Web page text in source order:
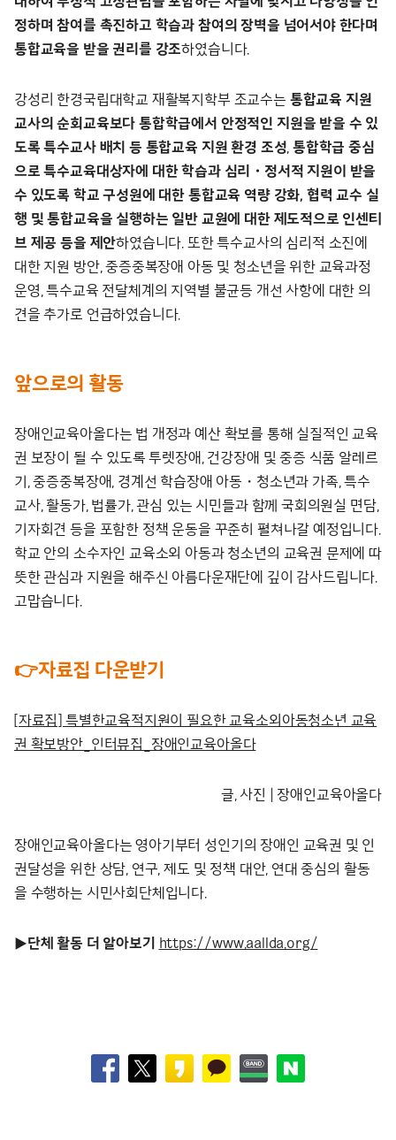
정하며 참여를 촉진하고 학습과 참여의 장벽을 넘어서야 한다며
통합교육을 받을 권리를 강조하였습니다.
강성리 한경국립대학교 재활복지학부 조교수는 통합교육 지원
교사의 순회교육보다 통합학급에서 안정적인 지원을 받을 수 있
도록 특수교사 배치 등 통합교육 지원 환경 조성 통합학급 중심
으로 특수교육대상자에 대한 학습과 심리・정서적 지원이 받을
수 있도록 학교 구성원에 대한 통합교육 역량 강화, 협력 교수 실
행 및 통합교육을 실행하는 일반 교원에 대한 제도적으로 인센티
브 제공 등을 제안하였습니다. 또한 특수교사의 심리적 소진에
대한 지원 방안, 중증중복장애 아동 및 청소년을 위한 교육과정
운영, 특수교육 전달체계의 지역별 불균등 개선 사항에 대한 의
견을 추가로 언급하였습니다.
앞으로의 활동
장애인교육아올다는 법 개정과 예산 확보를 통해 실질적인 교육
권 보장이 될 수 있도록 투렛장애, 건강장애 및 중증 식품 알레르
기, 중증중복장애, 경계선 학습장애 아동・청소년과 가족, 특수
교사, 활동가, 법률가, 관심 있는 시민들과 함께 국회의원실 면담,
기자회견 등을 포함한 정책 운동을 꾸준히 펼쳐나갈 예정입니다.
학교 안의 소수자인 교육소외 아동과 청소년의 교육권 문제에 따
뜻한 관심과 지원을 해주신 아름다운재단에 깊이 감사드립니다.
고맙습니다.
👉자료집 다운받기
[자료집] 특별한교육적지원이 필요한 교육소외아동청소년 교육
권 확보방안_인터뷰집_장애인교육아올다
글, 사진 | 장애인교육아올다
장애인교육아올다는 영아기부터 성인기의 장애인 교육권 및 인
권달성을 위한 상담, 연구, 제도 및 정책 대안, 연대 중심의 활동
을 수행하는 시민사회단체입니다.
▶️단체 활동 더 알아보기 https://www.aallda.org/